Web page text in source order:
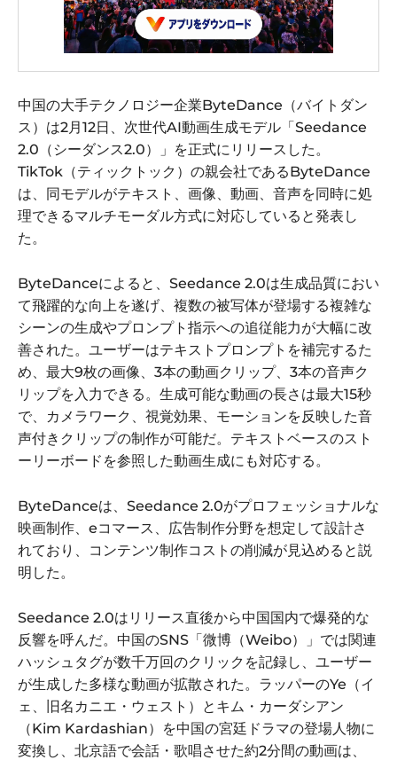
中国の大手テクノロジー企業ByteDance（バイトダン
ス）は2月12日、次世代AI動画生成モデル「Seedance
2.0（シーダンス2.0）」を正式にリリースした。
TikTok（ティックトック）の親会社であるByteDance
は、同モデルがテキスト、画像、動画、音声を同時に処
理できるマルチモーダル方式に対応していると発表し
た。
ByteDanceによると、Seedance 2.0は生成品質におい
て飛躍的な向上を遂げ、複数の被写体が登場する複雑な
シーンの生成やプロンプト指示への追従能力が大幅に改
善された。ユーザーはテキストプロンプトを補完するた
め、最大9枚の画像、3本の動画クリップ、3本の音声ク
リップを入力できる。生成可能な動画の長さは最大15秒
で、カメラワーク、視覚効果、モーションを反映した音
声付きクリップの制作が可能だ。テキストベースのスト
ーリーボードを参照した動画生成にも対応する。
ByteDanceは、Seedance 2.0がプロフェッショナルな
映画制作、eコマース、広告制作分野を想定して設計さ
れており、コンテンツ制作コストの削減が見込めると説
明した。
Seedance 2.0はリリース直後から中国国内で爆発的な
反響を呼んだ。中国のSNS「微博（Weibo）」では関連
ハッシュタグが数千万回のクリックを記録し、ユーザー
が生成した多様な動画が拡散された。ラッパーのYe（イ
ェ、旧名カニエ・ウェスト）とキム・カーダシアン
（Kim Kardashian）を中国の宮廷ドラマの登場人物に
変換し、北京語で会話・歌唱させた約2分間の動画は、